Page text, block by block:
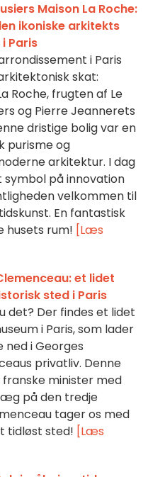
Maison La Roche:
ikoniske arkitekts
Paris
i Paris
skat:
Roche, frugten af Le
og Pierre Jeannerets
dristige bolig var en
purisme og
arkitektur. I dag
symbol på innovation
velkommen til
En fantastisk
husets rum! [Læs
et lidet
sted i Paris
det? Der findes et lidet
i Paris, som lader
ned i Georges
privatliv. Denne
minister med
på den tredje
tager os med
tidløst sted! [Læs